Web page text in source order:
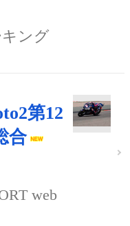
ング
第12
合
web